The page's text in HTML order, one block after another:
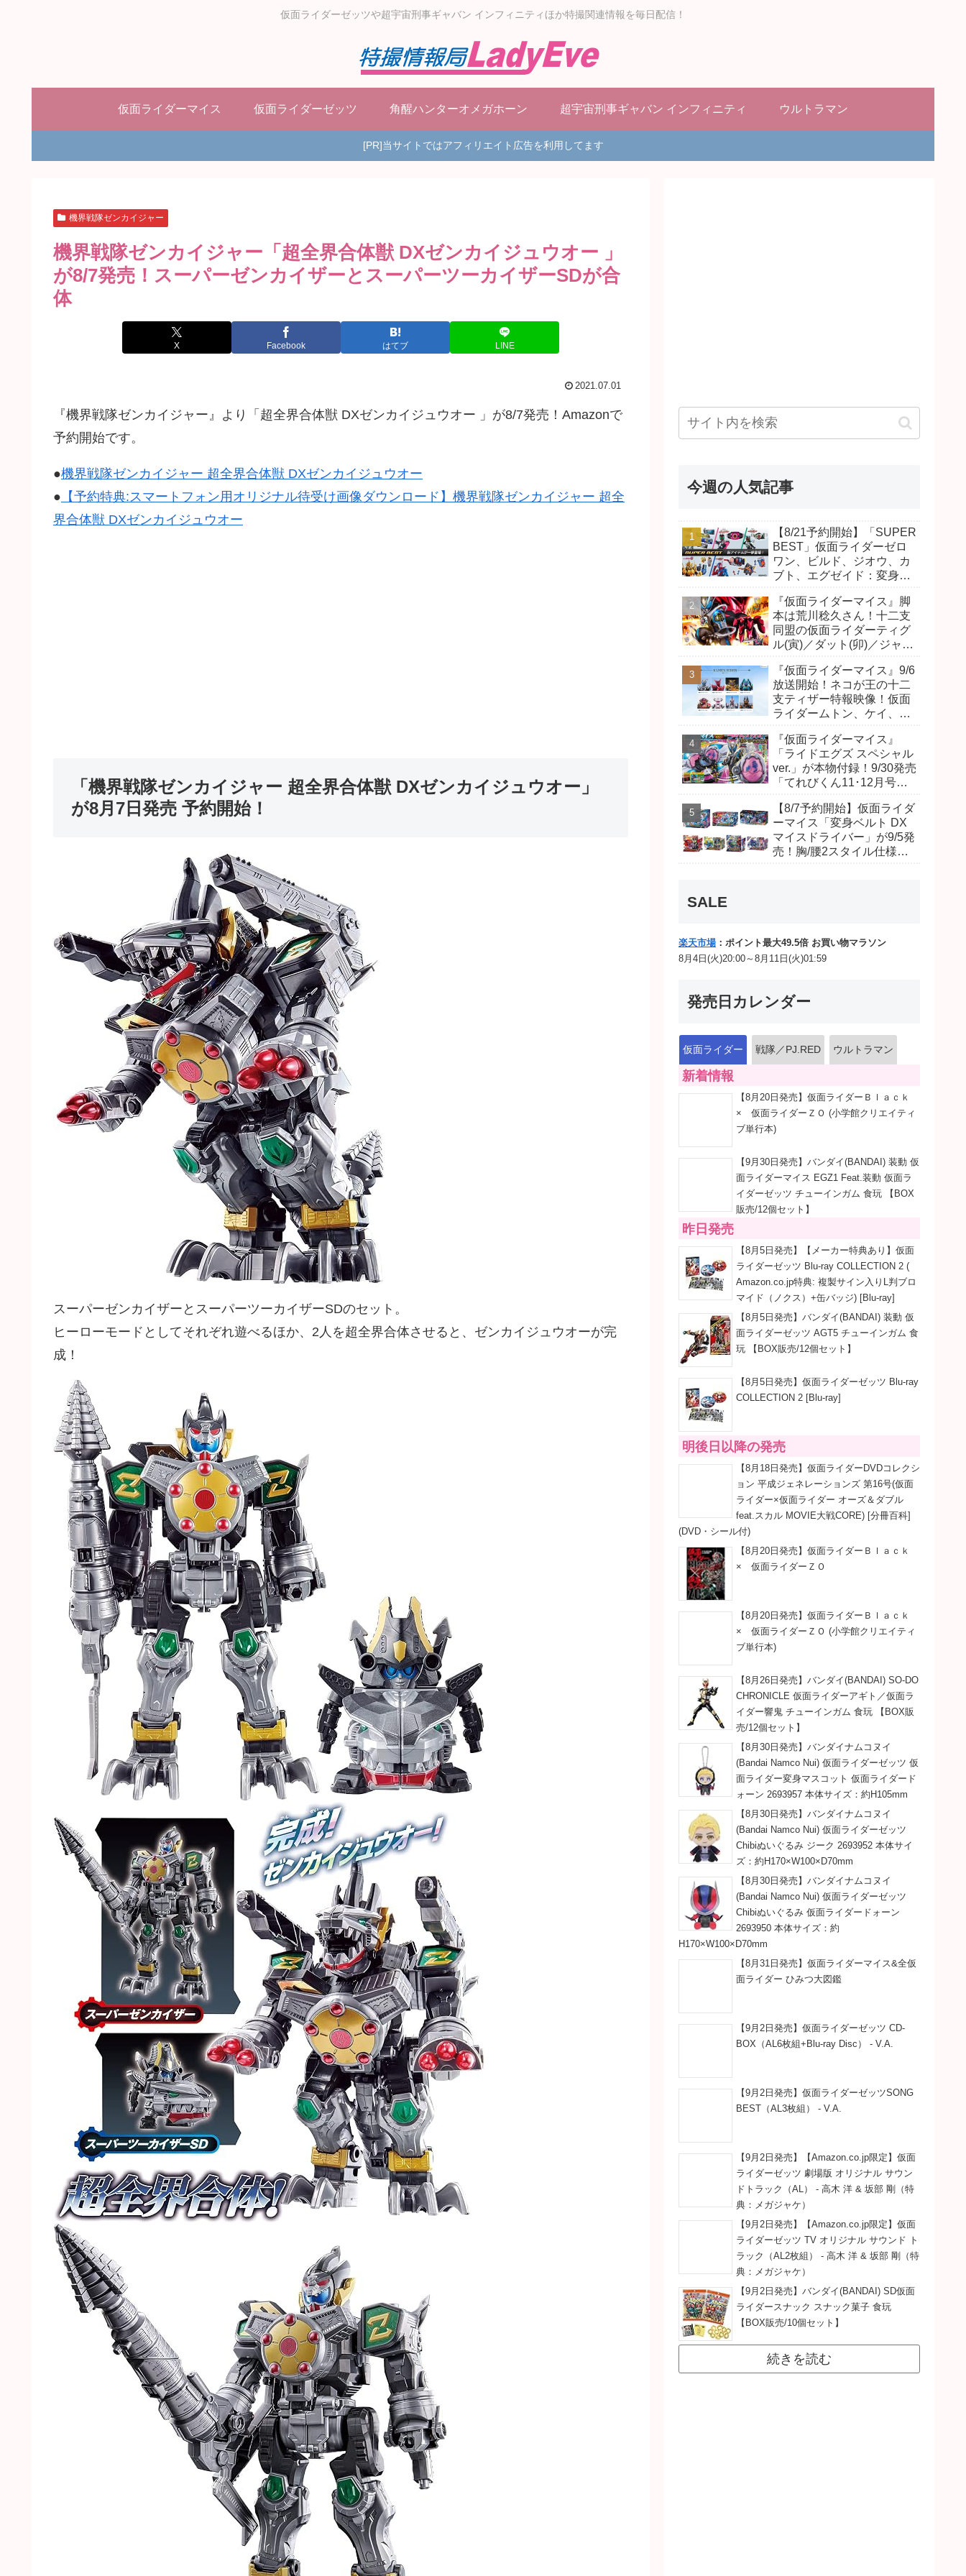
仮面ライダーゼッツや超宇宙刑事ギャバン インフィニティほか特撮関連情報を毎日配信！
仮面ライダーマイス 仮面ライダーゼッツ 角醒ハンターオメガホーン 超宇宙刑事ギャバン インフィニティ ウルトラマン
[PR]当サイトではアフィリエイト広告を利用してます
機界戦隊ゼンカイジャー
機界戦隊ゼンカイジャー「超全界合体獣 DXゼンカイジュウオー 」
が8/7発売！スーパーゼンカイザーとスーパーツーカイザーSDが合
体
X Facebook はてブ LINE
2021.07.01
『機界戦隊ゼンカイジャー』より「超全界合体獣 DXゼンカイジュウオー 」が8/7発売！Amazonで
予約開始です。
●機界戦隊ゼンカイジャー 超全界合体獣 DXゼンカイジュウオー
● 【予約特典:スマートフォン用オリジナル待受け画像ダウンロード】機界戦隊ゼンカイジャー 超全
界合体獣 DXゼンカイジュウオー
「機界戦隊ゼンカイジャー 超全界合体獣 DXゼンカイジュウオー」
が8月7日発売 予約開始！
スーパーゼンカイザーとスーパーツーカイザーSDのセット。
ヒーローモードとしてそれぞれ遊べるほか、2人を超全界合体させると、ゼンカイジュウオーが完
成！
今週の人気記事
【8/21予約開始】「SUPER
BEST」仮面ライダーゼロ
ワン、ビルド、ジオウ、カ
ブト、エグゼイド：変身ベ
ー、DXネオディケイドライ
バー、DXホッパーゼクター
ほか12点！
『仮面ライダーマイス』脚
本は荒川稔久さん！十二支
同盟の仮面ライダーティグ
ル(寅)／ダット(卯)／ジャオ
尾達臣のキャストが発表！
トリガーのアキト金子隼也
さんも変身！
『仮面ライダーマイス』9/6
放送開始！ネコが王の十二
支ティザー特報映像！仮面
ライダームトン、ケイ、ヴ
開！ライダーは子丑寅卯辰
巳午未申酉戌亥猫猫の14
人⁉
『仮面ライダーマイス』
「ライドエグズ スペシャル
ver.」が本物付録！9/30発売
「てれびくん11･12月号」
キラキララメ入り！変身ベ
ルトにセットすれば特別な
音声が！
【8/7予約開始】仮面ライダ
ーマイス「変身ベルト DX
マイスドライバー」が9/5発
売！胸/腰2スタイル仕様！
SALE
楽天市場 ：ポイント最大49.5倍 お買い物マラソン
8月4日(火)20:00～8月11日(火)01:59
発売日カレンダー
仮面ライダー 戦隊／PJ.RED ウルトラマン
新着情報
【8月20日発売】仮面ライダーＢｌａｃｋ
× 仮面ライダーＺＯ (小学館クリエイティ
ブ単行本)
【9月30日発売】バンダイ(BANDAI) 装動 仮
面ライダーマイス EGZ1 Feat.装動 仮面ラ
イダーゼッツ チューインガム 食玩 【BOX
販売/12個セット】
昨日発売
【8月5日発売】【メーカー特典あり】仮面
ライダーゼッツ Blu-ray COLLECTION 2 (
Amazon.co.jp特典: 複製サイン入りL判ブロ
マイド（ノクス）+缶バッジ) [Blu-ray]
【8月5日発売】バンダイ(BANDAI) 装動 仮
面ライダーゼッツ AGT5 チューインガム 食
玩 【BOX販売/12個セット】
【8月5日発売】仮面ライダーゼッツ Blu-ray
COLLECTION 2 [Blu-ray]
明後日以降の発売
【8月18日発売】仮面ライダーDVDコレクシ
ョン 平成ジェネレーションズ 第16号(仮面
ライダー×仮面ライダー オーズ＆ダブル
feat.スカル MOVIE大戦CORE) [分冊百科]
(DVD・シール付)
【8月20日発売】仮面ライダーＢｌａｃｋ
× 仮面ライダーＺＯ
【8月20日発売】仮面ライダーＢｌａｃｋ
× 仮面ライダーＺＯ (小学館クリエイティ
ブ単行本)
【8月26日発売】バンダイ(BANDAI) SO-DO
CHRONICLE 仮面ライダーアギト／仮面ラ
イダー響鬼 チューインガム 食玩 【BOX販
売/12個セット】
【8月30日発売】バンダイナムコヌイ
(Bandai Namco Nui) 仮面ライダーゼッツ 仮
面ライダー変身マスコット 仮面ライダード
ォーン 2693957 本体サイズ：約H105mm
【8月30日発売】バンダイナムコヌイ
(Bandai Namco Nui) 仮面ライダーゼッツ
Chibiぬいぐるみ ジーク 2693952 本体サイ
ズ：約H170×W100×D70mm
【8月30日発売】バンダイナムコヌイ
(Bandai Namco Nui) 仮面ライダーゼッツ
Chibiぬいぐるみ 仮面ライダードォーン
2693950 本体サイズ：約
H170×W100×D70mm
【8月31日発売】仮面ライダーマイス&全仮
面ライダー ひみつ大図鑑
【9月2日発売】仮面ライダーゼッツ CD-
BOX（AL6枚組+Blu-ray Disc） - V.A.
【9月2日発売】仮面ライダーゼッツSONG
BEST（AL3枚組） - V.A.
【9月2日発売】【Amazon.co.jp限定】仮面
ライダーゼッツ 劇場版 オリジナル サウン
ドトラック（AL） - 高木 洋 & 坂部 剛（特
典：メガジャケ）
【9月2日発売】【Amazon.co.jp限定】仮面
ライダーゼッツ TV オリジナル サウンド ト
ラック（AL2枚組） - 高木 洋 & 坂部 剛（特
典：メガジャケ）
【9月2日発売】バンダイ(BANDAI) SD仮面
ライダースナック スナック菓子 食玩
【BOX販売/10個セット】
続きを読む